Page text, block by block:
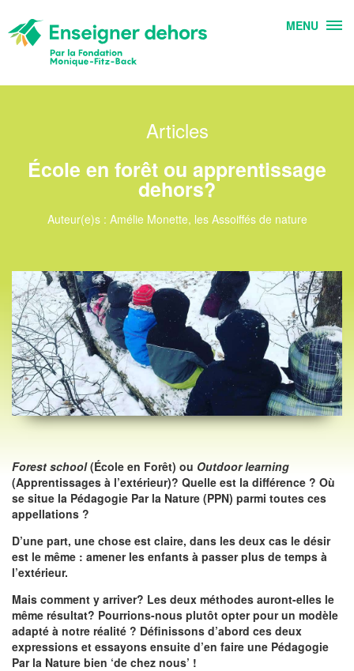
MENU
Articles
École en forêt ou apprentissage
dehors?
Auteur(e)s : Amélie Monette, les Assoiffés de nature
Forest school(École en Forêt) ou Outdoor learning
(Apprentissages à l’extérieur)? Quelle est la différence ? Où
se situe la Pédagogie Par la Nature (PPN) parmi toutes ces
appellations ?
D’une part, une chose est claire, dans les deux cas le désir
est le même : amener les enfants à passer plus de temps à
l’extérieur.
Mais comment y arriver? Les deux méthodes auront-elles le
même résultat? Pourrions-nous plutôt opter pour un modèle
adapté à notre réalité ? Définissons d’abord ces deux
expressions et essayons ensuite d’en faire une Pédagogie
Par la Nature bien ‘de chez nous’ !